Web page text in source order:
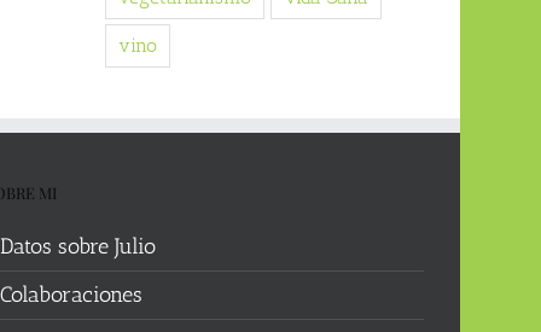
vino
MI
Datos sobre Julio
Colaboraciones